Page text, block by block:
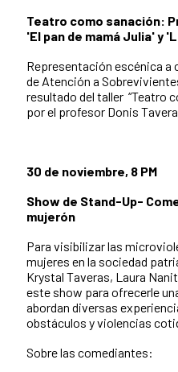
Teatro como sanación:
'El pan de mamá Julia' y
Representación escénica a
de Atención a
resultado del taller “Teatro
por el profesor Donis
30 de noviembre, 8 PM
Show de Stand-Up-
mujerón
Para visibilizar las
mujeres en la sociedad
Krystal Taveras, Laura
este show para ofrecerle
abordan diversas
obstáculos y violencias
Sobre las comediantes: